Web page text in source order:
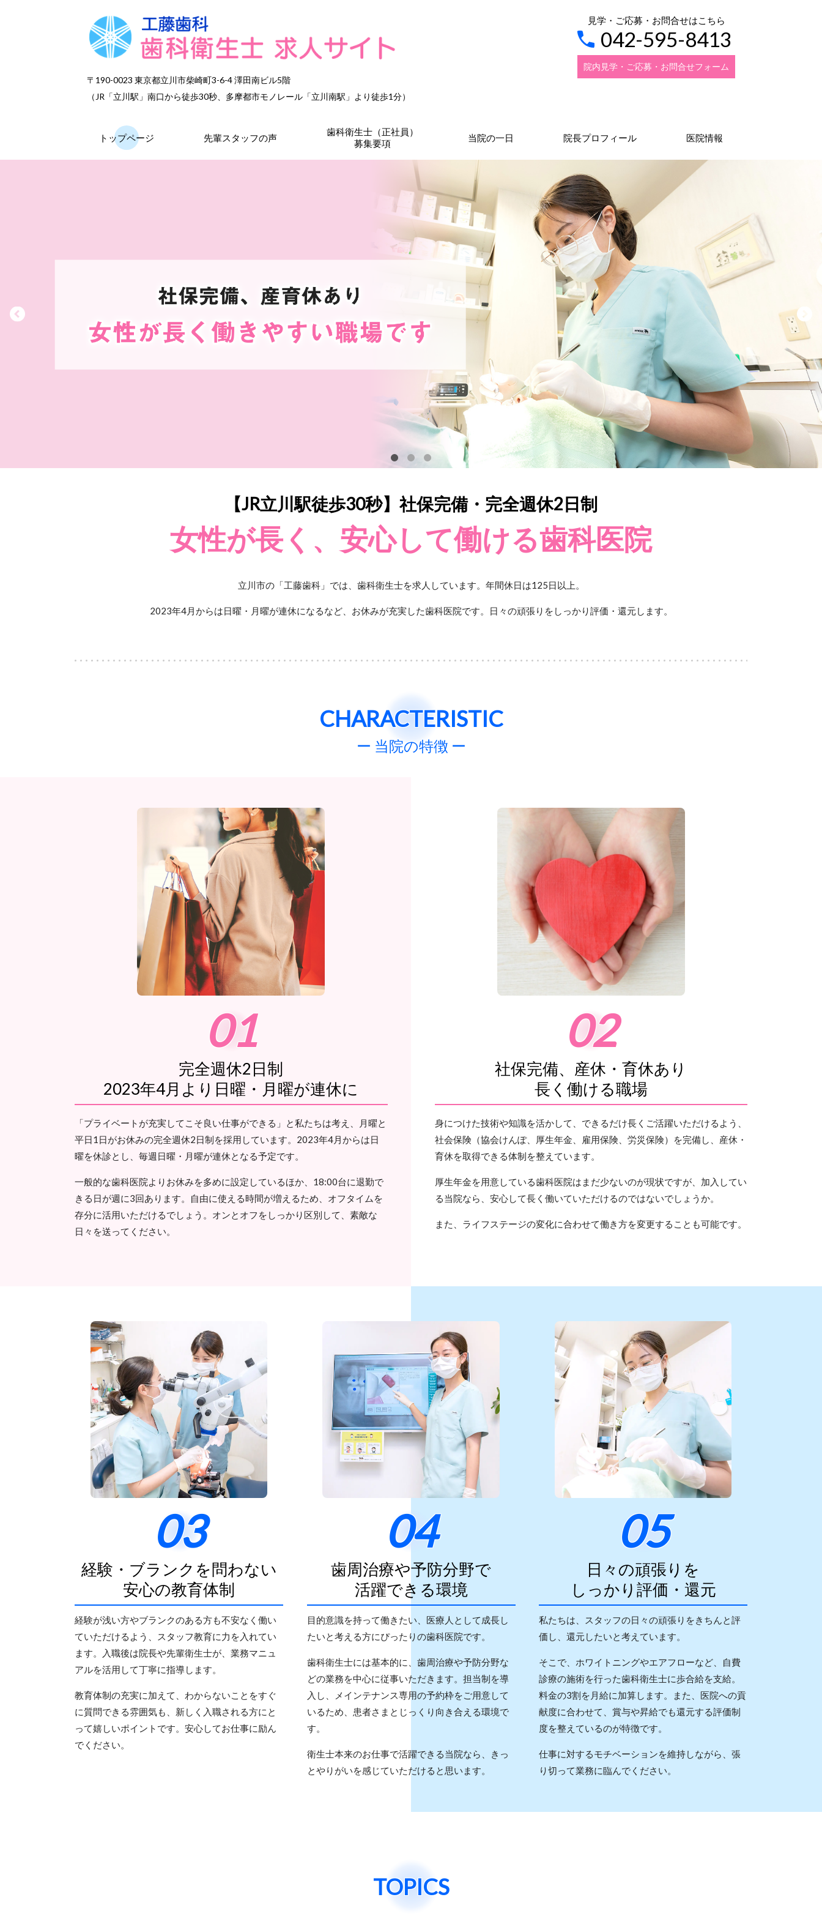
〒190-0023 東京都立川市柴崎町3-6-4 澤田南ビル5階
（ JR「立川駅」南口から徒歩30秒、多摩都市モノレール「立川南駅」より徒歩1分）
見学・ご応募・お問合せはこちら
042-595-8413
院内見学・ご応募・お問合せフォーム
トップページ 先輩スタッフの声
歯科衛生士（正社員）
募集要項
当院の一日 院長プロフィール 医院情報
【JR立川駅徒歩30秒】社保完備・完全週休2日制
女性が長く、安心して働ける歯科医院
立川市の「工藤歯科」では、歯科衛生士を求人しています。年間休日は125日以上。
2023年4月からは日曜・月曜が連休になるなど、お休みが充実した歯科医院です。日々の頑張りをしっかり評価・還元します。
CHARACTERISTIC
ー 当院の特徴 ー
01
完全週休2日制
2023年4月より日曜・月曜が連休に
「プライベートが充実してこそ良い仕事ができる」と私たちは考え、月曜と
平日1日がお休みの完全週休2日制を採用しています。2023年4月からは日
曜を休診とし、毎週日曜・月曜が連休となる予定です。
一般的な歯科医院よりお休みを多めに設定しているほか、18:00台に退勤で
きる日が週に3回あります。自由に使える時間が増えるため、オフタイムを
存分に活用いただけるでしょう。オンとオフをしっかり区別して、素敵な
日々を送ってください。
02
社保完備、産休・育休あり
長く働ける職場
身につけた技術や知識を活かして、できるだけ長くご活躍いただけるよう、
社会保険（協会けんぽ、厚生年金、雇用保険、労災保険）を完備し、産休・
育休を取得できる体制を整えています。
厚生年金を用意している歯科医院はまだ少ないのが現状ですが、加入してい
る当院なら、安心して長く働いていただけるのではないでしょうか。
また、ライフステージの変化に合わせて働き方を変更することも可能です。
03
経験・ブランクを問わない
安心の教育体制
経験が浅い方やブランクのある方も不安なく働い
ていただけるよう、スタッフ教育に力を入れてい
ます。入職後は院長や先輩衛生士が、業務マニュ
アルを活用して丁寧に指導します。
教育体制の充実に加えて、わからないことをすぐ
に質問できる雰囲気も、新しく入職される方にと
って嬉しいポイントです。安心してお仕事に励ん
でください。
04
歯周治療や予防分野で
活躍できる環境
目的意識を持って働きたい、医療人として成長し
たいと考える方にぴったりの歯科医院です。
歯科衛生士には基本的に、歯周治療や予防分野な
どの業務を中心に従事いただきます。担当制を導
入し、メインテナンス専用の予約枠をご用意して
いるため、患者さまとじっくり向き合える環境で
す。
衛生士本来のお仕事で活躍できる当院なら、きっ
とやりがいを感じていただけると思います。
05
日々の頑張りを
しっかり評価・還元
私たちは、スタッフの日々の頑張りをきちんと評
価し、還元したいと考えています。
そこで、ホワイトニングやエアフローなど、自費
診療の施術を行った歯科衛生士に歩合給を支給。
料金の3割を月給に加算します。また、医院への貢
献度に合わせて、賞与や昇給でも還元する評価制
度を整えているのが特徴です。
仕事に対するモチベーションを維持しながら、張
り切って業務に臨んでください。
TOPICS